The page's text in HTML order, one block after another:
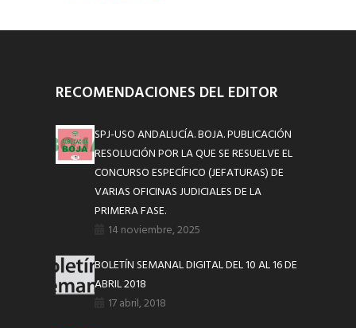
RECOMENDACIONES DEL EDITOR
SPJ-USO ANDALUCÍA. BOJA. PUBLICACIÓN
RESOLUCIÓN POR LA QUE SE RESUELVE EL
CONCURSO ESPECÍFICO (JEFATURAS) DE
VARIAS OFICINAS JUDICIALES DE LA
PRIMERA FASE.
14 noviembre, 2025
BOLETÍN SEMANAL DIGITAL DEL 10 AL 16 DE
ABRIL 2018
17 abril, 2018